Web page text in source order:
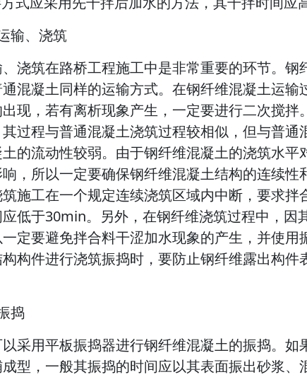
输、浇筑
浇筑在路桥工程施工中是非常重要的环节。钢
混凝土同样的运输方式。在钢纤维混凝土运输
现，若有离析现象产生，一定要进行二次搅拌
过程与普通混凝土浇筑过程较相似，但与普通
的流动性较弱。由于钢纤维混凝土的浇筑水平
，所以一定要确保钢纤维混凝土结构的连续性
施工在一个规定连续浇筑区域内中断，要求拌
低于30min。另外，在钢纤维浇筑过程中，因
定要避免拌合料干涩加水现象的产生，并使用
构件进行浇筑振捣时，要防止钢纤维露出构件
捣
采用平板振捣器进行钢纤维混凝土的振捣。如
型，一般其振捣的时间应以其表面振出砂浆、